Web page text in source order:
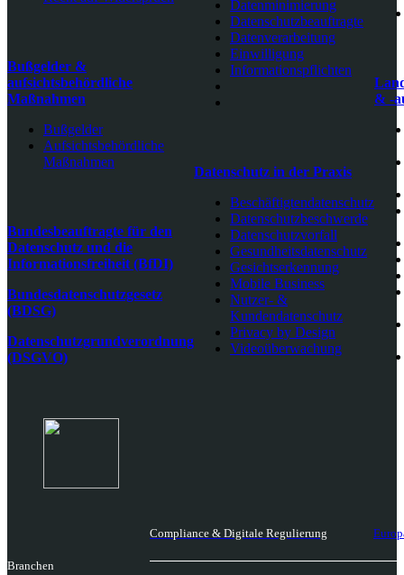
Bußgelder &
aufsichtsbehördliche
Maßnahmen
Bußgelder
Aufsichtsbehördliche
Maßnahmen
Bundesbeauftragte für den
Datenschutz und die
Informationsfreiheit (BfDI)
Bundesdatenschutzgesetz
(BDSG)
Datenschutzgrundverordnung
(DSGVO)
Datenminimierung
Datenschutzbeauftragte
Datenverarbeitung
Einwilligung
Informationspflichten
Datenschutz in der Praxis
Beschäftigtendatenschutz
Datenschutzbeschwerde
Datenschutzvorfall
Gesundheitsdatenschutz
Gesichtserkennung
Mobile Business
Nutzer- &
Kundendatenschutz
Privacy by Design
Videoüberwachung
& -
Branchen
Compliance & Digitale Regulierung